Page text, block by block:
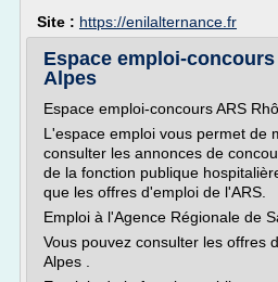
Site : https://enilalternance.fr
Espace emploi-concours
Alpes
Espace emploi-concours ARS
L'espace emploi vous permet de
consulter les annonces de
de la fonction publique
que les offres d'emploi de l'ARS.
Emploi à l'Agence Régionale de
Vous pouvez consulter les offres
Alpes .